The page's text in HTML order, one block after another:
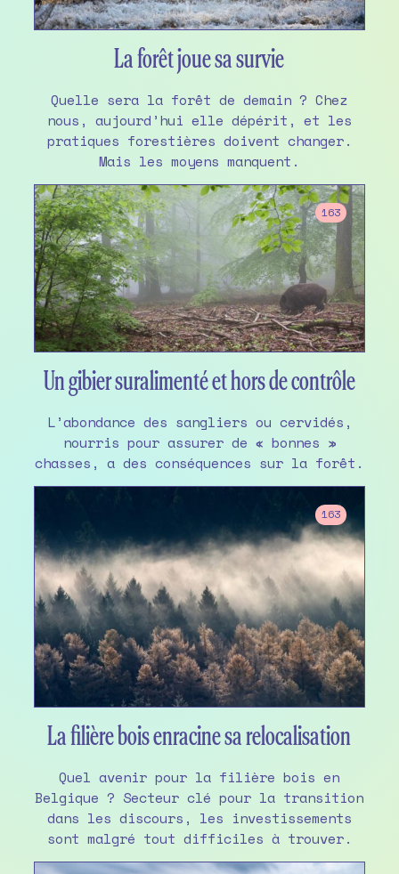
La forêt joue sa survie
Quelle sera la forêt de demain ? Chez
nous, aujourd’hui elle dépérit, et les
pratiques forestières doivent changer.
Mais les moyens manquent.
163
Un gibier suralimenté et hors de contrôle
L’abondance des sangliers ou cervidés,
nourris pour assurer de « bonnes »
chasses, a des conséquences sur la forêt.
163
La filière bois enracine sa relocalisation
Quel avenir pour la filière bois en
Belgique ? Secteur clé pour la transition
dans les discours, les investissements
sont malgré tout difficiles à trouver.